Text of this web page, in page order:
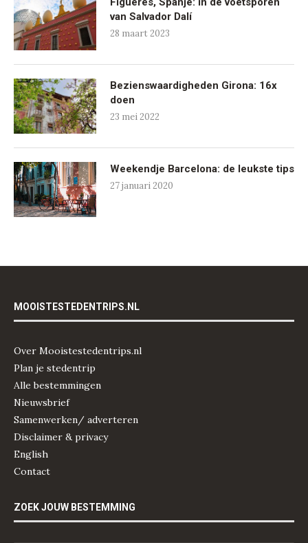
van Salvador Dalí
28 maart 2023
Bezienswaardigheden Girona: 16x
doen
23 mei 2022
Weekendje Barcelona: de leukste tips
27 januari 2020
MOOISTESTEDENTRIPS.NL
Over Mooistestedentrips.nl
Plan je stedentrip
Alle bestemmingen
Nieuwsbrief
Samenwerken/ adverteren
Disclaimer & privacy
English
Contact
ZOEK JOUW BESTEMMING